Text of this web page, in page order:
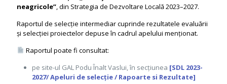
neagricole”, din Strategia de Dezvoltare Locală 2023–2027.
Raportul de selecție intermediar cuprinde rezultatele evaluării
și selecției proiectelor depuse în cadrul apelului menționat.
Raportul poate fi consultat:
pe site-ul GAL Podu Înalt Vaslui, în secțiunea [SDL 2023-
2027/ Apeluri de selecție / Rapoarte si Rezultate]